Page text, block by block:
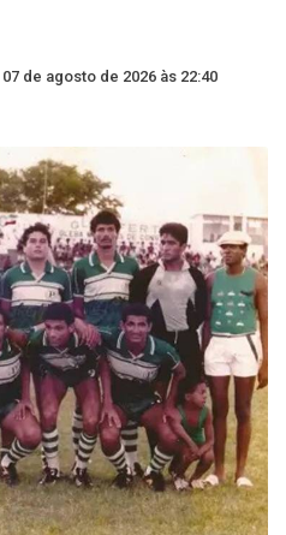
07 de agosto de 2026 às 22:40